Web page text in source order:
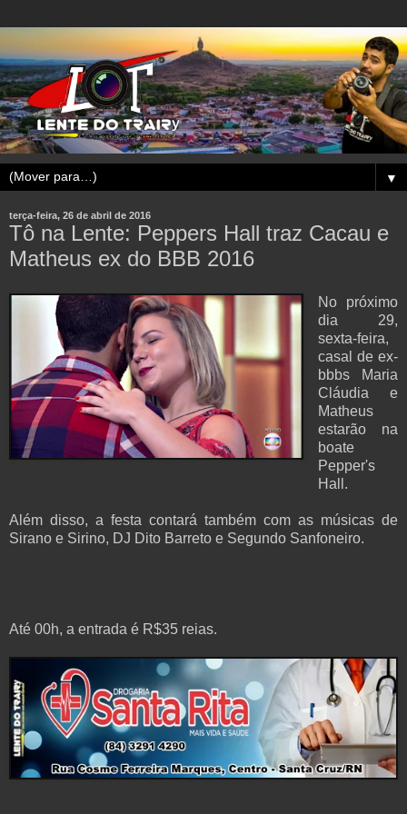
▼
terça-feira, 26 de abril de 2016
Tô na Lente: Peppers Hall traz Cacau e
Matheus ex do BBB 2016
No próximo
dia 29,
sexta-feira,
casal de ex-
bbbs Maria
Cláudia e
Matheus
estarão na
boate
Pepper's
Hall.
Além disso, a festa contará também com as músicas de
Sirano e Sirino, DJ Dito Barreto e Segundo Sanfoneiro.
Até 00h, a entrada é R$35 reias.